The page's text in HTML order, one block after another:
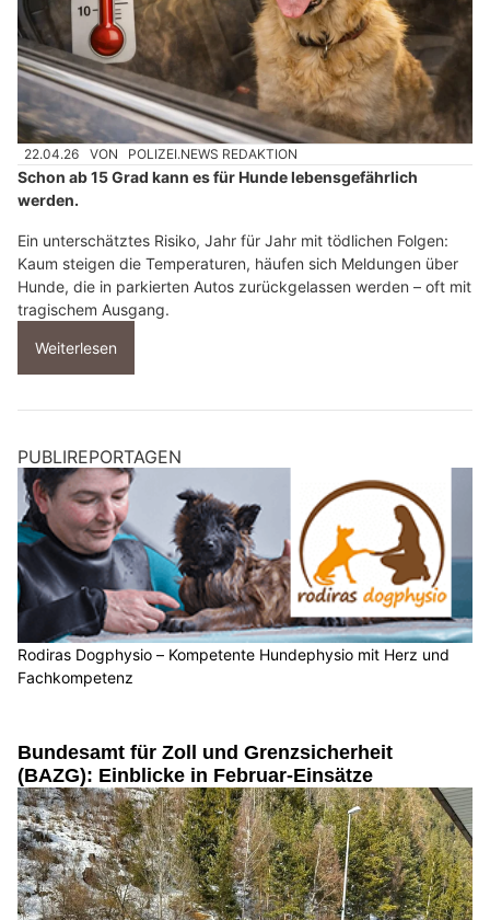
22.04.26 VON POLIZEI.NEWS REDAKTION
Schon ab 15 Grad kann es für Hunde lebensgefährlich
werden.
Ein unterschätztes Risiko, Jahr für Jahr mit tödlichen Folgen:
Kaum steigen die Temperaturen, häufen sich Meldungen über
Hunde, die in parkierten Autos zurückgelassen werden – oft mit
tragischem Ausgang.
Weiterlesen
PUBLIREPORTAGEN
Rodiras Dogphysio – Kompetente Hundephysio mit Herz und
Fachkompetenz
Bundesamt für Zoll und Grenzsicherheit
(BAZG): Einblicke in Februar-Einsätze